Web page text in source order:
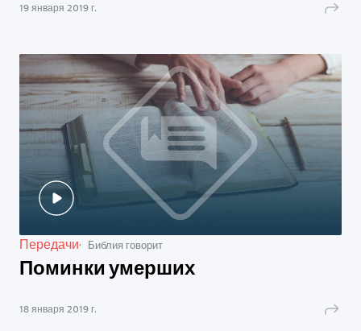
19 января 2019 г.
Передачи Библия говорит
Поминки умерших
18 января 2019 г.